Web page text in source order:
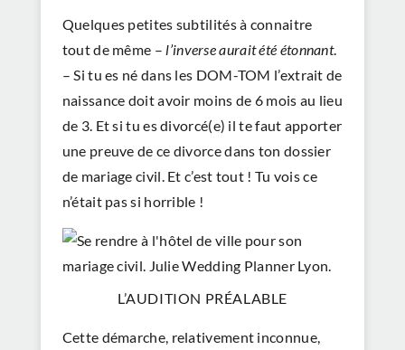
Quelques petites subtilités à connaitre
tout de même –l’inverse aurait été étonnant.
– Si tu es né dans les DOM-TOM l’extrait de
naissance doit avoir moins de 6 mois au lieu
de 3. Et si tu es divorcé(e) il te faut apporter
une preuve de ce divorce dans ton dossier
de mariage civil. Et c’est tout ! Tu vois ce
n’était pas si horrible !
L’AUDITION PRÉALABLE
Cette démarche, relativement inconnue,